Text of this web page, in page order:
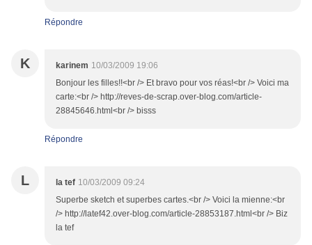
Répondre
K karinem 10/03/2009 19:06
Bonjour les filles!!<br /> Et bravo pour vos réas!<br /> Voici ma
carte:<br /> http://reves-de-scrap.over-blog.com/article-
28845646.html<br /> bisss
Répondre
L la tef 10/03/2009 09:24
Superbe sketch et superbes cartes.<br /> Voici la mienne:<br
/> http://latef42.over-blog.com/article-28853187.html<br /> Biz
la tef